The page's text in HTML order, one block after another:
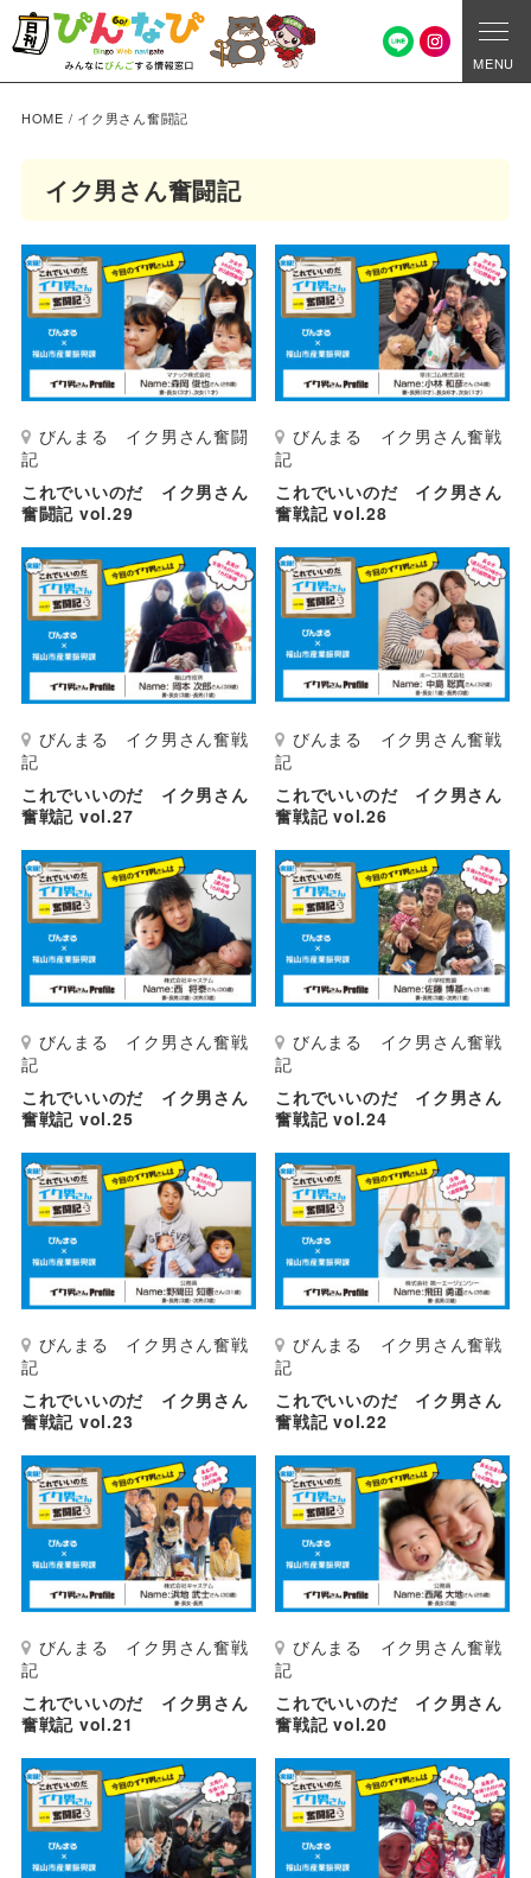
MENU
HOME / イク男さん奮闘記
イク男さん奮闘記
びんまる イク男さん奮闘
記
これでいいのだ イク男さん
奮闘記 vol.29
びんまる イク男さん奮戦
記
これでいいのだ イク男さん
奮戦記 vol.28
びんまる イク男さん奮戦
記
これでいいのだ イク男さん
奮戦記 vol.27
びんまる イク男さん奮戦
記
これでいいのだ イク男さん
奮戦記 vol.26
びんまる イク男さん奮戦
記
これでいいのだ イク男さん
奮戦記 vol.25
びんまる イク男さん奮戦
記
これでいいのだ イク男さん
奮戦記 vol.24
びんまる イク男さん奮戦
記
これでいいのだ イク男さん
奮戦記 vol.23
びんまる イク男さん奮戦
記
これでいいのだ イク男さん
奮戦記 vol.22
びんまる イク男さん奮戦
記
これでいいのだ イク男さん
奮戦記 vol.21
びんまる イク男さん奮戦
記
これでいいのだ イク男さん
奮戦記 vol.20